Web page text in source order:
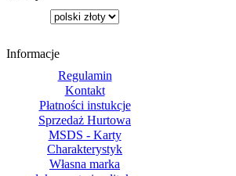
Informacje
Regulamin
Kontakt
Płatności instukcje
Sprzedaż Hurtowa
MSDS - Karty
Charakterystyk
Własna marka